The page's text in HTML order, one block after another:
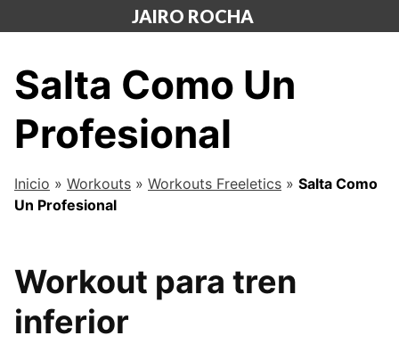
al
JAIRO ROCHA
Salta Como Un
Profesional
Inicio » Workouts » Workouts Freeletics » Salta Como
Un Profesional
Workout para tren
inferior